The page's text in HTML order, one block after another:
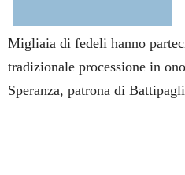
Migliaia di fedeli hanno
tradizionale processione in
Speranza, patrona di